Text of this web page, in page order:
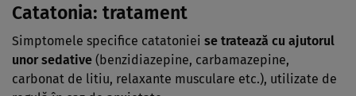
Catatonia: tratament
Simptomele specifice catatoniei se tratează cu ajutorul
unor sedative (benzidiazepine, carbamazepine,
carbonat de litiu, relaxante musculare etc.), utilizate de